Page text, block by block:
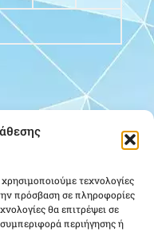
τεχνολογίες
πρόσβαση σε πληροφορίες
θα επιτρέψει σε
περιήγησης ή